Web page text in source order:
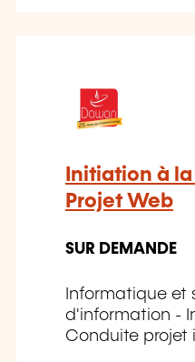
Initiation à
Projet Web
SUR DEMANDE
Informatique et
d'information -
Conduite projet